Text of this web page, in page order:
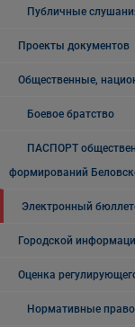
Публичные
Проекты документов
Общественные,
Боевое братство
ПАСПОРТ
формирований
Электронный
Городской
Оценка
Нормативные